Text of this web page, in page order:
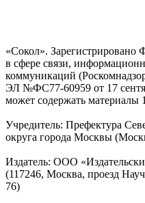
«Сокол». Зарегистрировано
в сфере связи,
коммуникаций
ЭЛ №ФС77-60959 от 17
может содержать материалы
Учредитель: Префектура
округа города Москвы
Издатель: ООО
(117246, Москва, проезд
76)